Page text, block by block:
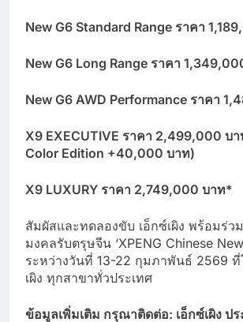
New G6 Standard Range ราคา
New G6 Long Range ราคา
New G6 AWD Performance ราคา
X9 EXECUTIVE ราคา 2,499,000 บ
Color Edition +40,000 บาท)
X9 LUXURY ราคา 2,749,000 บาท*
สัมผัสและทดลองขับ เอ็กซ์เผิง พร้อมร่ว
มงคลรับตรุษจีน ‘XPENG Chinese
ระหว่างวันที่ 13-22 กุมภาพันธ์ 2569 ที่
เผิง ทุกสาขาทั่วประเทศ
ข้อมูลเพิ่มเติม กรุณาติดต่อ: เอ็กซ์เผิง ป